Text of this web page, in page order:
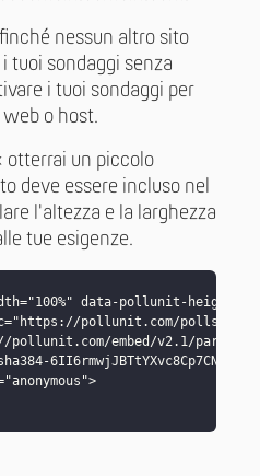
nessun altro sito
tuoi sondaggi senza
i tuoi sondaggi per
o host.
otterrai un piccolo
deve essere incluso nel
l'altezza e la larghezza
tue esigenze.
data-pollunit-
pollunit.com/polls/
pollunit.com/embed/v2.1/
6II6rmwjJBTtYXvc8Cp7CNK/